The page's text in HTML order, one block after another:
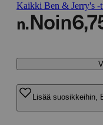
Kaikki Ben & Jerry's -
n. Noin
Lisää suosikkeihin,